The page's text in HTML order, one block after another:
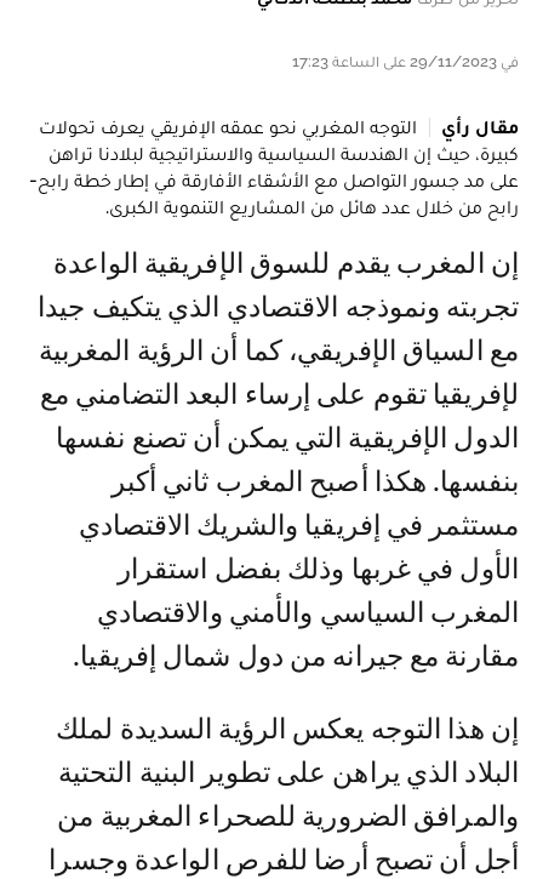
في 29/11/2023 على الساعة 17:23
مقال رأي
التوجه المغربي نحو عمقه الإفريقي يعرف تحولات
كبيرة، حيث إن الهندسة السياسية والاستراتيجية لبلادنا تراهن
على مد جسور التواصل مع الأشقاء الأفارقة في إطار خطة رابح-
رابح من خلال عدد هائل من المشاريع التنموية الكبرى.
إن المغرب يقدم للسوق الإفريقية الواعدة
تجربته ونموذجه الاقتصادي الذي يتكيف جيدا
مع السياق الإفريقي، كما أن الرؤية المغربية
لإفريقيا تقوم على إرساء البعد التضامني مع
الدول الإفريقية التي يمكن أن تصنع نفسها
بنفسها. هكذا أصبح المغرب ثاني أكبر
مستثمر في إفريقيا والشريك الاقتصادي
الأول في غربها وذلك بفضل استقرار
المغرب السياسي والأمني والاقتصادي
مقارنة مع جيرانه من دول شمال إفريقيا.
إن هذا التوجه يعكس الرؤية السديدة لملك
البلاد الذي يراهن على تطوير البنية التحتية
والمرافق الضرورية للصحراء المغربية من
أجل أن تصبح أرضا للفرص الواعدة وجسرا